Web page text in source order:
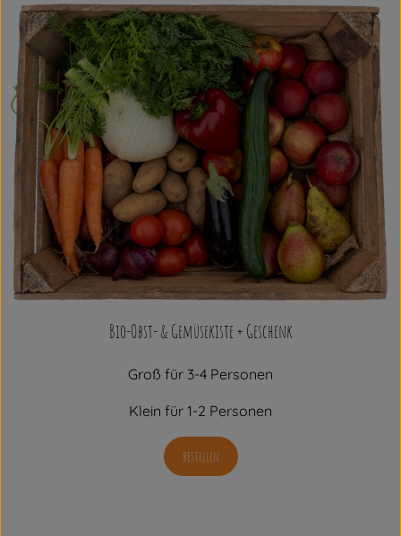
Bio-Obst- & Gemüsekiste + Geschenk
Groß für 3-4 Personen
Klein für 1-2 Personen
bestellen